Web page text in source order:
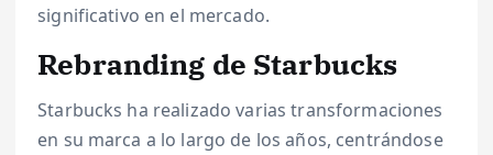
significativo en el mercado.
Rebranding de Starbucks
Starbucks ha realizado varias transformaciones
en su marca a lo largo de los años, centrándose